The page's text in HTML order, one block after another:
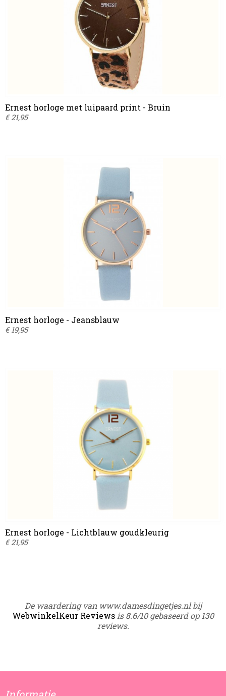
Ernest horloge met luipaard print - Bruin
€ 21,95
Ernest horloge - Jeansblauw
€ 19,95
Ernest horloge - Lichtblauw goudkleurig
€ 21,95
De waardering van www.damesdingetjes.nl bij
WebwinkelKeur Reviews is 8.6/10 gebaseerd op 130
reviews.